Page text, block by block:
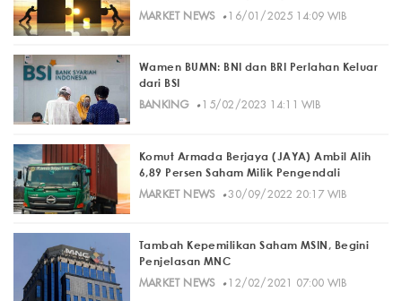
MARKET NEWS· 16/01/2025 14:09 WIB
Wamen BUMN: BNI dan BRI Perlahan Keluar
dari BSI
BANKING· 15/02/2023 14:11 WIB
Komut Armada Berjaya (JAYA) Ambil Alih
6,89 Persen Saham Milik Pengendali
MARKET NEWS· 30/09/2022 20:17 WIB
Tambah Kepemilikan Saham MSIN, Begini
Penjelasan MNC
MARKET NEWS· 12/02/2021 07:00 WIB